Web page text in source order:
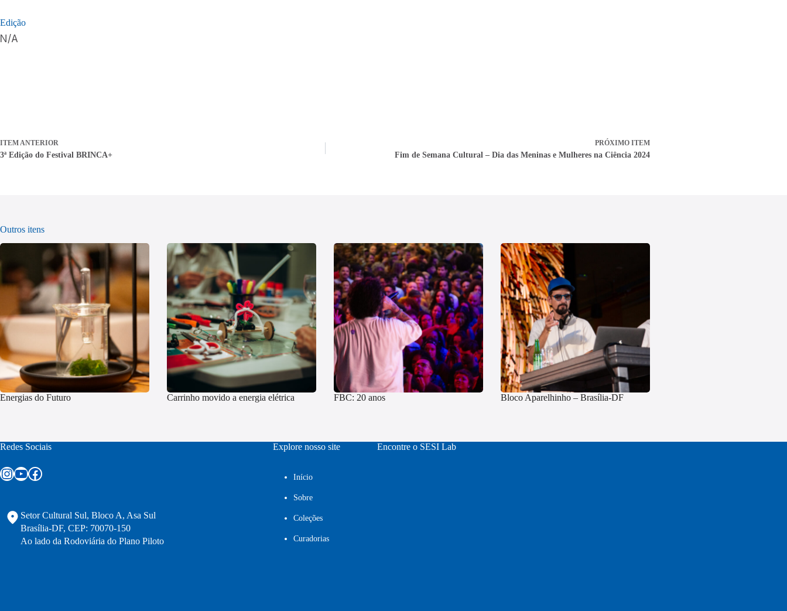
Edição
N/A
ITEM ANTERIOR
3ª Edição do Festival BRINCA+
PRÓXIMO ITEM
Fim de Semana Cultural – Dia das Meninas e Mulheres na Ciência 2024
Outros itens
Energias do Futuro Carrinho movido a energia elétrica FBC: 20 anos Bloco Aparelhinho – Brasília-DF
Redes Sociais
Instagram
Youtube
Facebook
Setor Cultural Sul, Bloco A, Asa Sul
Brasília-DF, CEP: 70070-150
Ao lado da Rodoviária do Plano Piloto
Explore nosso site
Início
Sobre
Coleções
Curadorias
Encontre o SESI Lab